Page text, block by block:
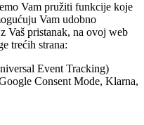
Vam pružiti funkcije koje
Vam udobno
Vaš pristanak, na ovoj web
trećih strana:
Event Tracking)
Consent Mode, Klarna,